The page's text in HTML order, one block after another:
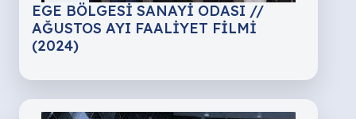
EGE BÖLGESİ SANAYİ ODASI //
AĞUSTOS AYI FAALİYET FİLMİ
(2024)